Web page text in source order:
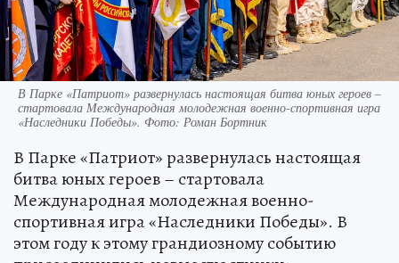
В Парке «Патриот» развернулась настоящая битва юных героев –
стартовала Международная молодежная военно-спортивная игра
«Наследники Победы». Фото: Роман Бортник
В Парке «Патриот» развернулась настоящая
битва юных героев – стартовала
Международная молодежная военно-
спортивная игра «Наследники Победы». В
этом году к этому грандиозному событию